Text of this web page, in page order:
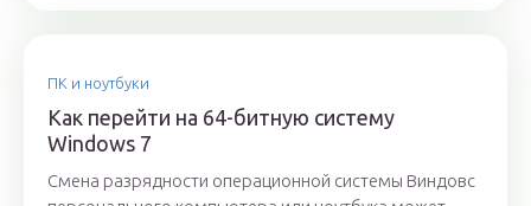
ПК и ноутбуки
Как перейти на 64-битную систему
Windows 7
Смена разрядности операционной системы Виндовс